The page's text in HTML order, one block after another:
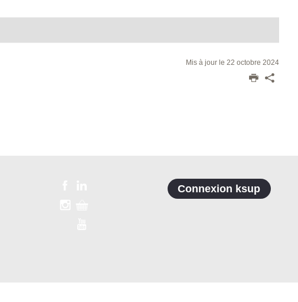
Mis à jour le 22 octobre 2024
Connexion ksup